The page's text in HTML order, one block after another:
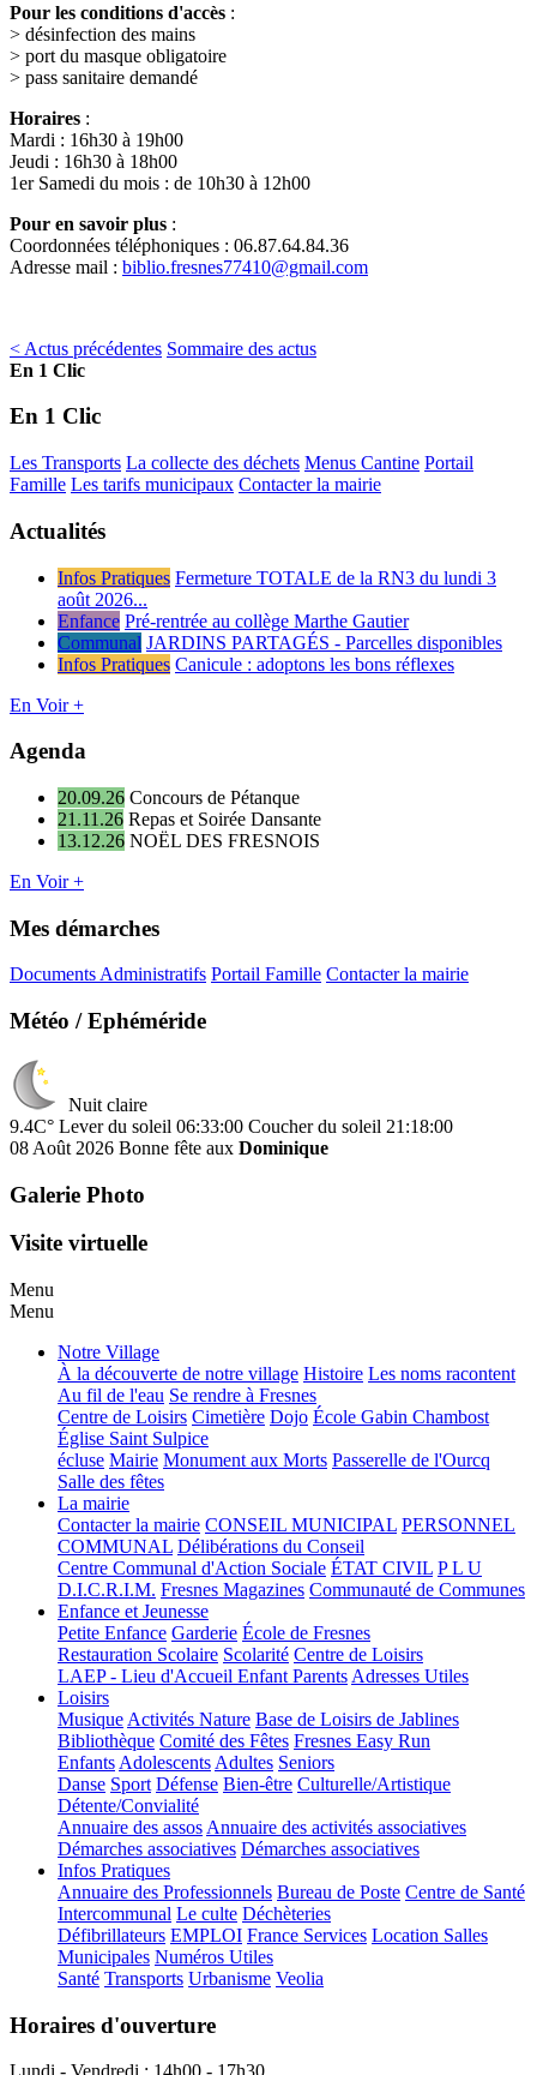
Pour les conditions d'accès :
> désinfection des mains
> port du masque obligatoire
> pass sanitaire demandé
Horaires :
Mardi : 16h30 à 19h00
Jeudi : 16h30 à 18h00
1er Samedi du mois : de 10h30 à 12h00
Pour en savoir plus :
Coordonnées téléphoniques : 06.87.64.84.36
Adresse mail : biblio.fresnes77410@gmail.com
< Actus précédentes Sommaire des actus
En 1 Clic
En 1 Clic
Les Transports La collecte des déchets Menus Cantine Portail
Famille Les tarifs municipaux Contacter la mairie
Actualités
Infos Pratiques Fermeture TOTALE de la RN3 du lundi 3
août 2026...
Enfance Pré-rentrée au collège Marthe Gautier
Communal JARDINS PARTAGÉS - Parcelles disponibles
Infos Pratiques Canicule : adoptons les bons réflexes
En Voir +
Agenda
20.09.26 Concours de Pétanque
21.11.26 Repas et Soirée Dansante
13.12.26 NOËL DES FRESNOIS
En Voir +
Mes démarches
Documents Administratifs Portail Famille Contacter la mairie
Météo / Ephéméride
Nuit claire
9.4C° Lever du soleil 06:33:00 Coucher du soleil 21:18:00
08 Août 2026 Bonne fête aux Dominique
Galerie Photo
Visite virtuelle
Menu
Menu
Notre Village
À la découverte de notre village Histoire Les noms racontent
Au fil de l'eau Se rendre à Fresnes
Centre de Loisirs Cimetière Dojo École Gabin Chambost
Église Saint Sulpice
écluse Mairie Monument aux Morts Passerelle de l'Ourcq
Salle des fêtes
La mairie
Contacter la mairie CONSEIL MUNICIPAL PERSONNEL
COMMUNAL Délibérations du Conseil
Centre Communal d'Action Sociale ÉTAT CIVIL P L U
D.I.C.R.I.M. Fresnes Magazines Communauté de Communes
Enfance et Jeunesse
Petite Enfance Garderie École de Fresnes
Restauration Scolaire Scolarité Centre de Loisirs
LAEP - Lieu d'Accueil Enfant Parents Adresses Utiles
Loisirs
Musique Activités Nature Base de Loisirs de Jablines
Bibliothèque Comité des Fêtes Fresnes Easy Run
Enfants Adolescents Adultes Seniors
Danse Sport Défense Bien-être Culturelle/Artistique
Détente/Convialité
Annuaire des assos Annuaire des activités associatives
Démarches associatives Démarches associatives
Infos Pratiques
Annuaire des Professionnels Bureau de Poste Centre de Santé
Intercommunal Le culte Déchèteries
Défibrillateurs EMPLOI France Services Location Salles
Municipales Numéros Utiles
Santé Transports Urbanisme Veolia
Horaires d'ouverture